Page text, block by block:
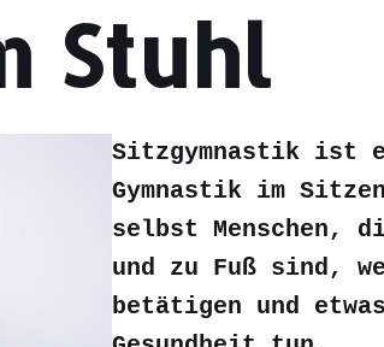
Stuhl
Sitzgymnastik ist
Gymnastik im
selbst Menschen,
und zu Fuß sind,
betätigen und